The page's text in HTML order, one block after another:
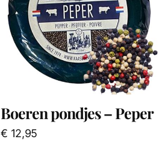
Boeren pondjes – Peper
€ 12,95